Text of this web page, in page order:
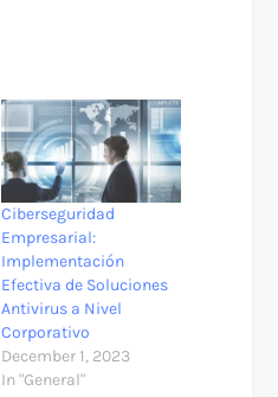
Ciberseguridad
Empresarial:
Implementación
Efectiva de Soluciones
Antivirus a Nivel
Corporativo
December 1, 2023
In "General"